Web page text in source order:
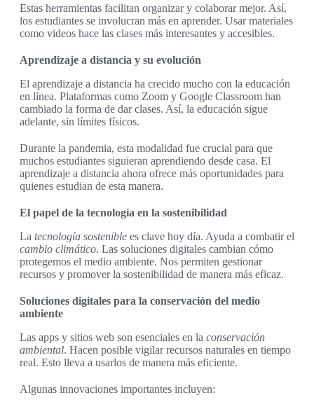
Estas herramientas facilitan organizar y colaborar mejor. Así,
los estudiantes se involucran más en aprender. Usar materiales
como videos hace las clases más interesantes y accesibles.
Aprendizaje a distancia y su evolución
El aprendizaje a distancia ha crecido mucho con la educación
en línea. Plataformas como Zoom y Google Classroom han
cambiado la forma de dar clases. Así, la educación sigue
adelante, sin límites físicos.
Durante la pandemia, esta modalidad fue crucial para que
muchos estudiantes siguieran aprendiendo desde casa. El
aprendizaje a distancia ahora ofrece más oportunidades para
quienes estudian de esta manera.
El papel de la tecnología en la sostenibilidad
La tecnología sostenible es clave hoy día. Ayuda a combatir el
cambio climático. Las soluciones digitales cambian cómo
protegemos el medio ambiente. Nos permiten gestionar
recursos y promover la sostenibilidad de manera más eficaz.
Soluciones digitales para la conservación del medio
ambiente
Las apps y sitios web son esenciales en la conservación
ambiental. Hacen posible vigilar recursos naturales en tiempo
real. Esto lleva a usarlos de manera más eficiente.
Algunas innovaciones importantes incluyen: